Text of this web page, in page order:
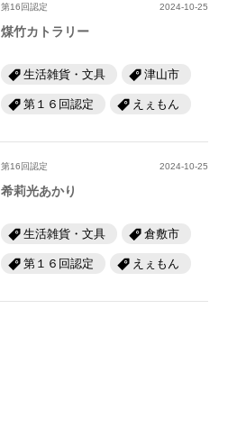
第16回認定 2024-10-25
煤竹カトラリー
生活雑貨・文具 津山市
第１６回認定 えぇもん
第16回認定 2024-10-25
希莉光あかり
生活雑貨・文具 倉敷市
第１６回認定 えぇもん